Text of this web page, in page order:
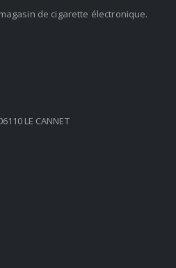
de cigarette électronique.
LE CANNET